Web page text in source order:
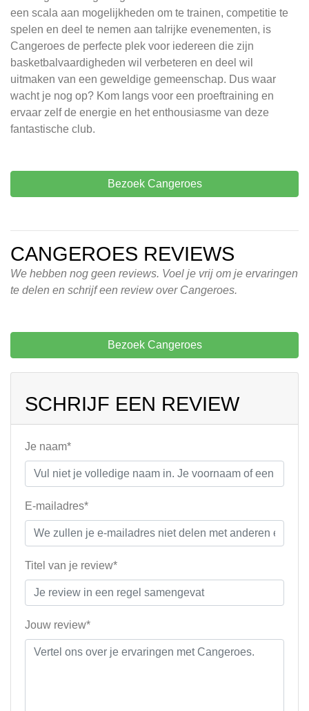
een scala aan mogelijkheden om te trainen, competitie te
spelen en deel te nemen aan talrijke evenementen, is
Cangeroes de perfecte plek voor iedereen die zijn
basketbalvaardigheden wil verbeteren en deel wil
uitmaken van een geweldige gemeenschap. Dus waar
wacht je nog op? Kom langs voor een proeftraining en
ervaar zelf de energie en het enthousiasme van deze
fantastische club.
Bezoek Cangeroes
CANGEROES REVIEWS
We hebben nog geen reviews. Voel je vrij om je ervaringen
te delen en schrijf een review over Cangeroes.
Bezoek Cangeroes
SCHRIJF EEN REVIEW
Je naam*
E-mailadres*
Titel van je review*
Jouw review*